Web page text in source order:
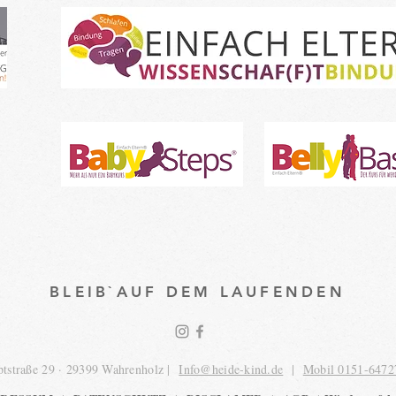
BLEIB`AUF DEM LAUFENDEN
29 · 29399 Wahrenholz |Info@heide-kind.de | Mobil 0151-